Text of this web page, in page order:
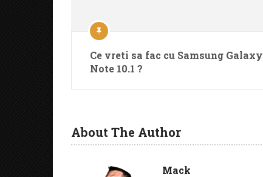
Ce vreti sa fac cu Samsung Galaxy
Note 10.1 ?
About The Author
Mack